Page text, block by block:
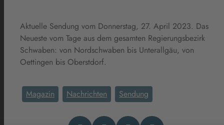
Aktuelle Sendung vom Donnerstag, 27. April 2023. Das
Neueste vom Tage aus dem gesamten Regierungsbezirk
Schwaben: von Nordschwaben bis Unterallgäu, von
Oettingen bis Oberstdorf.
Magazin Nachrichten Sendung